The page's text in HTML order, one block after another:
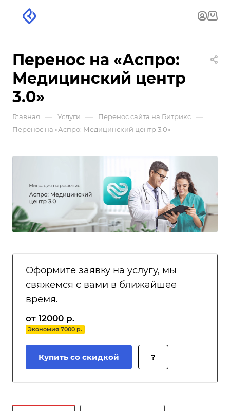
Перенос на «Аспро:
Медицинский центр
3.0»
Главная — Услуги — Перенос сайта на Битрикс —
Перенос на «Аспро: Медицинский центр 3.0»
Оформите заявку на услугу, мы
свяжемся с вами в ближайшее
время.
от 12000 р.
Экономия 7000 р.
Купить со скидкой ?